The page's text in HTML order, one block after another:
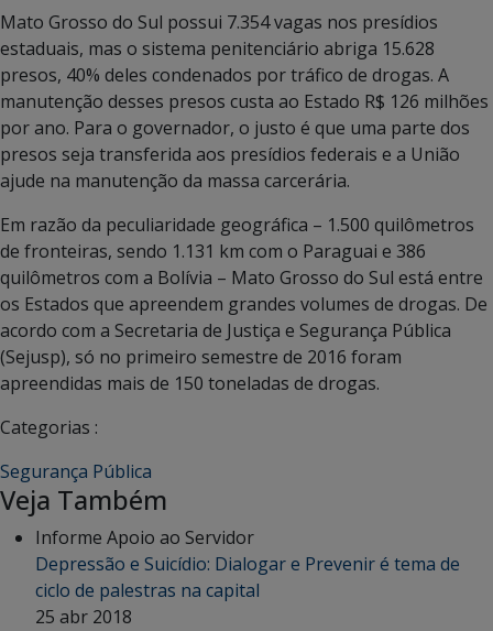
Mato Grosso do Sul possui 7.354 vagas nos presídios
estaduais, mas o sistema penitenciário abriga 15.628
presos, 40% deles condenados por tráfico de drogas. A
manutenção desses presos custa ao Estado R$ 126 milhões
por ano. Para o governador, o justo é que uma parte dos
presos seja transferida aos presídios federais e a União
ajude na manutenção da massa carcerária.
Em razão da peculiaridade geográfica – 1.500 quilômetros
de fronteiras, sendo 1.131 km com o Paraguai e 386
quilômetros com a Bolívia – Mato Grosso do Sul está entre
os Estados que apreendem grandes volumes de drogas. De
acordo com a Secretaria de Justiça e Segurança Pública
(Sejusp), só no primeiro semestre de 2016 foram
apreendidas mais de 150 toneladas de drogas.
Categorias :
Segurança Pública
Veja Também
Informe Apoio ao Servidor
Depressão e Suicídio: Dialogar e Prevenir é tema de
ciclo de palestras na capital
25 abr 2018